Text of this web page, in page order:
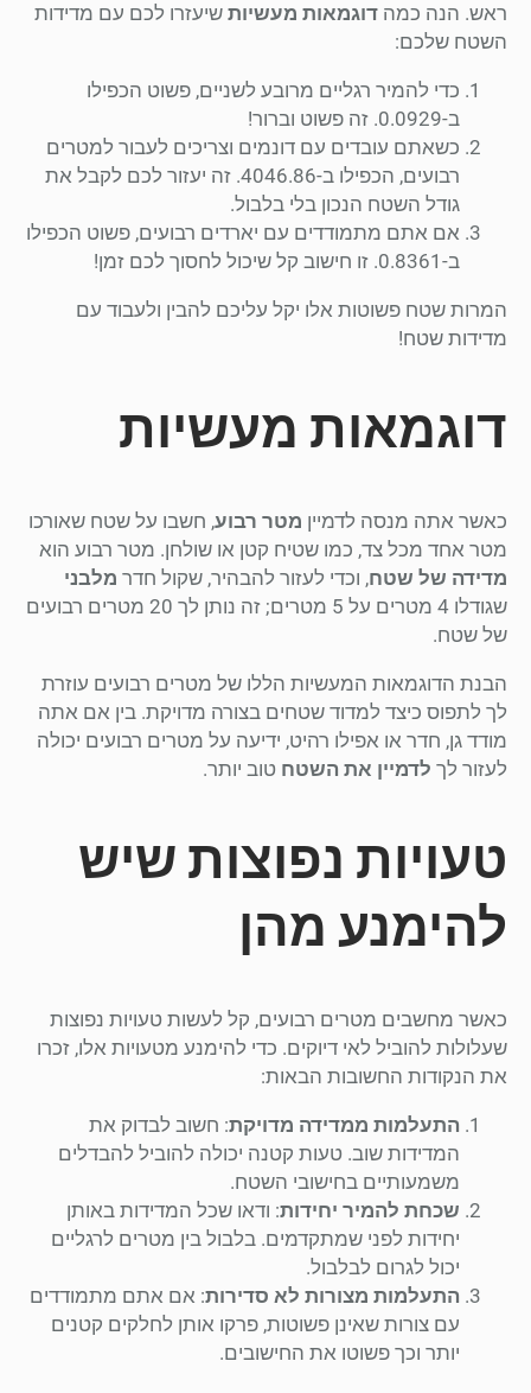
ראש. הנה כמה דוגמאות מעשיות שיעזרו לכם עם מדידות
השטח שלכם:
כדי להמיר רגליים מרובע לשניים, פשוט הכפילו
ב-0.0929. זה פשוט וברור!
כשאתם עובדים עם דונמים וצריכים לעבור למטרים
רבועים, הכפילו ב-4046.86. זה יעזור לכם לקבל את
גודל השטח הנכון בלי בלבול.
אם אתם מתמודדים עם יארדים רבועים, פשוט הכפילו
ב-0.8361. זו חישוב קל שיכול לחסוך לכם זמן!
המרות שטח פשוטות אלו יקל עליכם להבין ולעבוד עם
מדידות שטח!
דוגמאות מעשיות
כאשר אתה מנסה לדמיין מטר רבוע, חשבו על שטח שאורכו
מטר אחד מכל צד, כמו שטיח קטן או שולחן. מטר רבוע הוא
מדידה של שטח, וכדי לעזור להבהיר, שקול חדר מלבני
שגודלו 4 מטרים על 5 מטרים; זה נותן לך 20 מטרים רבועים
של שטח.
הבנת הדוגמאות המעשיות הללו של מטרים רבועים עוזרת
לך לתפוס כיצד למדוד שטחים בצורה מדויקת. בין אם אתה
מודד גן, חדר או אפילו רהיט, ידיעה על מטרים רבועים יכולה
לעזור לך לדמיין את השטח טוב יותר.
טעויות נפוצות שיש
להימנע מהן
כאשר מחשבים מטרים רבועים, קל לעשות טעויות נפוצות
שעלולות להוביל לאי דיוקים. כדי להימנע מטעויות אלו, זכרו
את הנקודות החשובות הבאות:
התעלמות ממדידה מדויקת: חשוב לבדוק את
המדידות שוב. טעות קטנה יכולה להוביל להבדלים
משמעותיים בחישובי השטח.
שכחת להמיר יחידות: ודאו שכל המדידות באותן
יחידות לפני שמתקדמים. בלבול בין מטרים לרגליים
יכול לגרום לבלבול.
התעלמות מצורות לא סדירות: אם אתם מתמודדים
עם צורות שאינן פשוטות, פרקו אותן לחלקים קטנים
יותר וכך פשוטו את החישובים.